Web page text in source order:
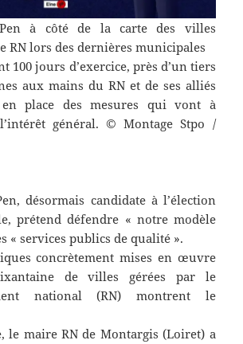
100 jours d’exercice, près d’un tiers
aux mains du RN et de ses alliés
place des mesures qui vont à
général. © Montage Stpo /
désormais candidate à l’élection
prétend défendre « notre modèle
« services publics de qualité ».
concrètement mises en œuvre
de villes gérées par le
national (RN) montrent le
le maire RN de Montargis (Loiret) a